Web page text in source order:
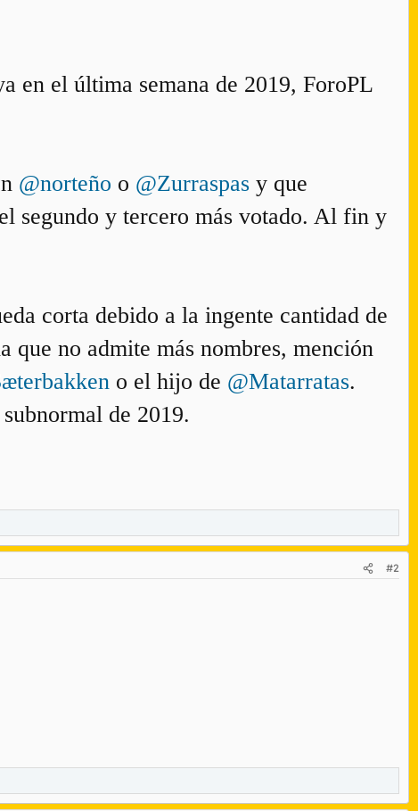
en el última semana de 2019, ForoPL
@norteño o @Zurraspas y que
segundo y tercero más votado. Al fin y
corta debido a la ingente cantidad de
que no admite más nombres, mención
o el hijo de @Matarratas.
de 2019.
#2